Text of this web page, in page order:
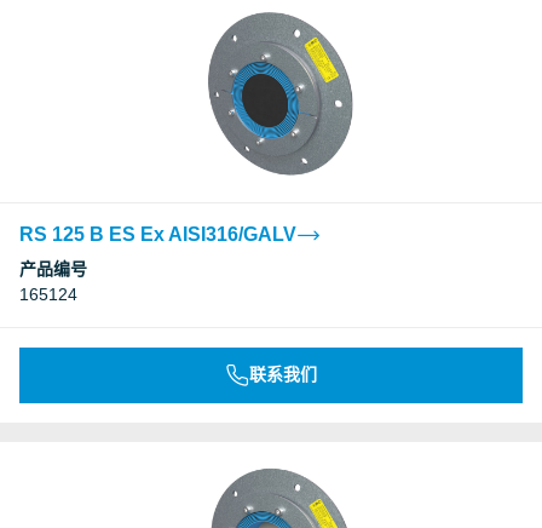
RS 125 B ES Ex AISI316/GALV
产品编号
165124
联系我们